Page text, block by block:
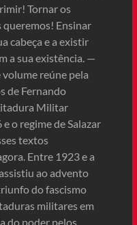
Tornar os
Ensinar
cabeça e a existir
a sua existência. —
volume reúne pela
de Fernando
Militar
o regime de Salazar
textos
Entre 1923 e a
ao advento
do fascismo
militares em
do poder pelos